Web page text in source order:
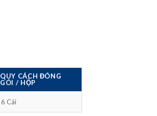
QUY CÁCH ĐÓNG
GÓI / HỘP
6 Cái